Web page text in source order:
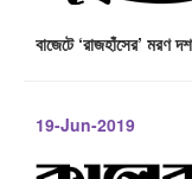
বাজেটে ‘রাজহাঁসের’ মরণ
19-Jun-2019